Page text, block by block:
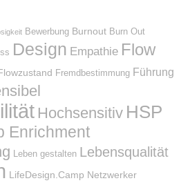
Bewerbung Burnout Burn Out
Design Empathie Flow
Fremdbestimmung Führung
Hochsensitiv HSP
Enrichment
Leben gestalten Lebensqualität
LifeDesign.Camp Netzwerker